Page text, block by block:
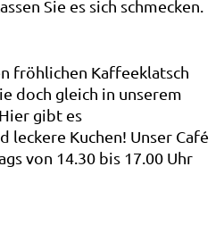
Sie es sich schmecken.
fröhlichen Kaffeeklatsch
doch gleich in unserem
gibt es
leckere Kuchen! Unser Café
von 14.30 bis 17.00 Uhr